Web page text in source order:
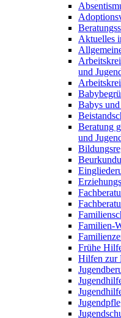
Aktuelles
und
Babys
Beratung
und
Familien-
Frühe
Hilfen zur